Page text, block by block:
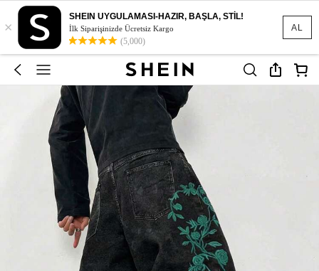
AL
×
SHEIN UYGULAMASI-HAZIR, BAŞLA, STİL!
İlk Siparişinizde Ücretsiz Kargo
(5,000)